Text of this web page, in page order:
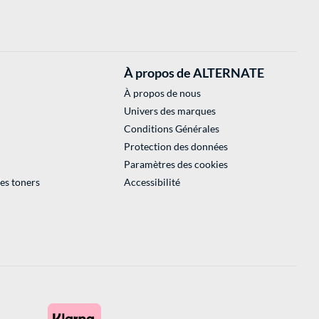
toners
À propos de ALTERNATE
À propos de nous
Univers des marques
Conditions Générales
Protection des données
Paramètres des cookies
Accessibilité